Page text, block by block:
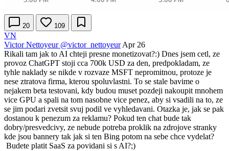
20 109
VN
Victor Nettoyeur @victor_nettoyeur Apr 26
Rikali tam jak to AI chteji presne monetizovat?:) Dnes jsem cetl, ze
provoz ChatGPT stoji cca 700k USD za den, predpokladam, ze
tyhle naklady se nikde v rozvaze MSFT nepromitnou, protoze je
nese ztratova firma, kterou spoluvlastni. To se stale bavime o
nejakem beta testovani, kdy budou muset pozdeji nakoupit mnohem
vice GPU a spali na tom nasobne vice penez, aby si vsadili na to, ze
se jim podari zvetsit svuj podil ve vyhledavani. Otazka je, jak se pak
dostanou k penezum za reklamu? Pokud ten chat bude tak
dobry/presvedcivy, ze nebude potreba proklik na zdrojove stranky
kde jsou bannery tak jak si ten Bing potom na sebe chce vydelat?
Budete platit SaaS za povidani si s AI?;)